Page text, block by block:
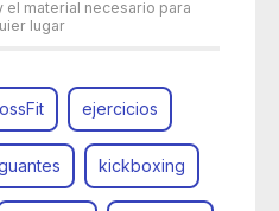
el material necesario para
lugar
ejercicios
kickboxing